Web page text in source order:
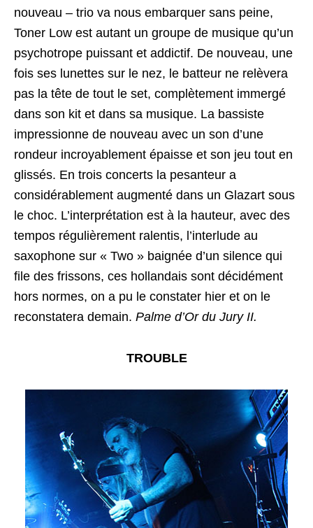
nouveau – trio va nous embarquer sans peine,
Toner Low est autant un groupe de musique qu’un
psychotrope puissant et addictif. De nouveau, une
fois ses lunettes sur le nez, le batteur ne relèvera
pas la tête de tout le set, complètement immergé
dans son kit et dans sa musique. La bassiste
impressionne de nouveau avec un son d’une
rondeur incroyablement épaisse et son jeu tout en
glissés. En trois concerts la pesanteur a
considérablement augmenté dans un Glazart sous
le choc. L’interprétation est à la hauteur, avec des
tempos régulièrement ralentis, l’interlude au
saxophone sur « Two » baignée d’un silence qui
file des frissons, ces hollandais sont décidément
hors normes, on a pu le constater hier et on le
reconstatera demain. Palme d’Or du Jury II.
TROUBLE